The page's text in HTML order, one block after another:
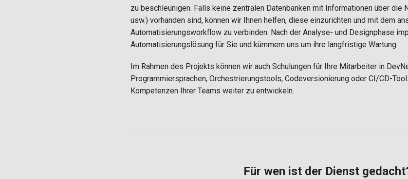
zu beschleunigen. Falls keine zentralen Datenbanken mit Informationen über die
usw.) vorhanden sind, können wir Ihnen helfen, diese einzurichten und mit dem
Automatisierungsworkflow zu verbinden. Nach der Analyse- und Designphase
Automatisierungslösung für Sie und kümmern uns um ihre langfristige Wartung.
Im Rahmen des Projekts können wir auch Schulungen für Ihre Mitarbeiter in
Programmiersprachen, Orchestrierungstools, Codeversionierung oder CI/CD-
Kompetenzen Ihrer Teams weiter zu entwickeln.
Für wen ist der Dienst